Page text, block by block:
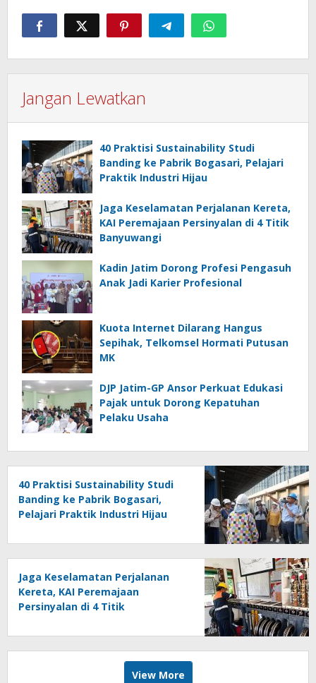
Jangan Lewatkan
40 Praktisi Sustainability Studi
Banding ke Pabrik Bogasari, Pelajari
Praktik Industri Hijau
Jaga Keselamatan Perjalanan Kereta,
KAI Peremajaan Persinyalan di 4 Titik
Banyuwangi
Kadin Jatim Dorong Profesi Pengasuh
Anak Jadi Karier Profesional
Kuota Internet Dilarang Hangus
Sepihak, Telkomsel Hormati Putusan
MK
DJP Jatim-GP Ansor Perkuat Edukasi
Pajak untuk Dorong Kepatuhan
Pelaku Usaha
40 Praktisi Sustainability Studi
Banding ke Pabrik Bogasari,
Pelajari Praktik Industri Hijau
Jaga Keselamatan Perjalanan
Kereta, KAI Peremajaan
Persinyalan di 4 Titik
View More